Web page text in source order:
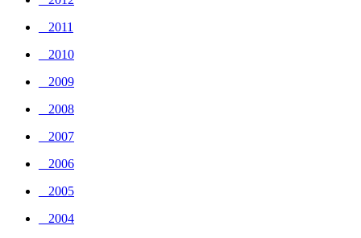
_ 2011
_ 2010
_ 2009
_ 2008
_ 2007
_ 2006
_ 2005
_ 2004